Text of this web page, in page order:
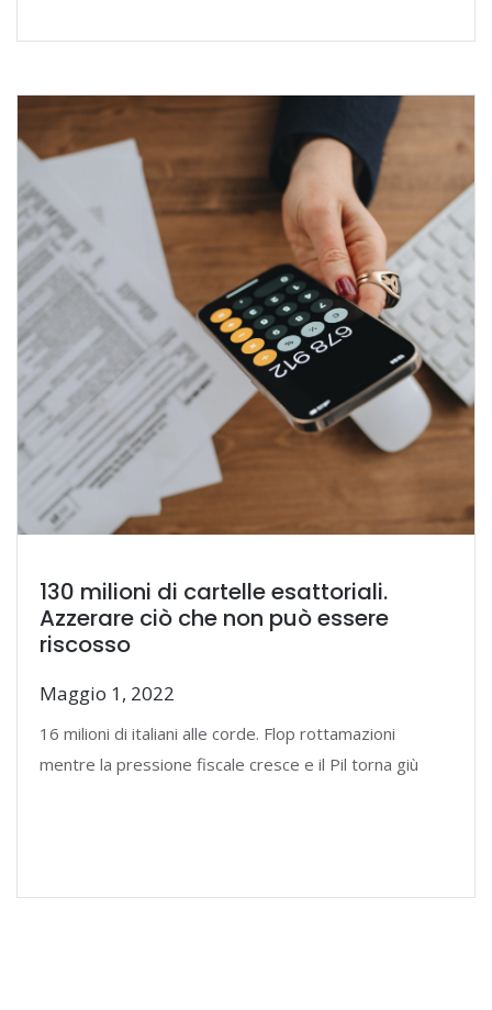
130 milioni di cartelle esattoriali.
Azzerare ciò che non può essere
riscosso
Maggio 1, 2022
16 milioni di italiani alle corde. Flop rottamazioni
mentre la pressione fiscale cresce e il Pil torna giù